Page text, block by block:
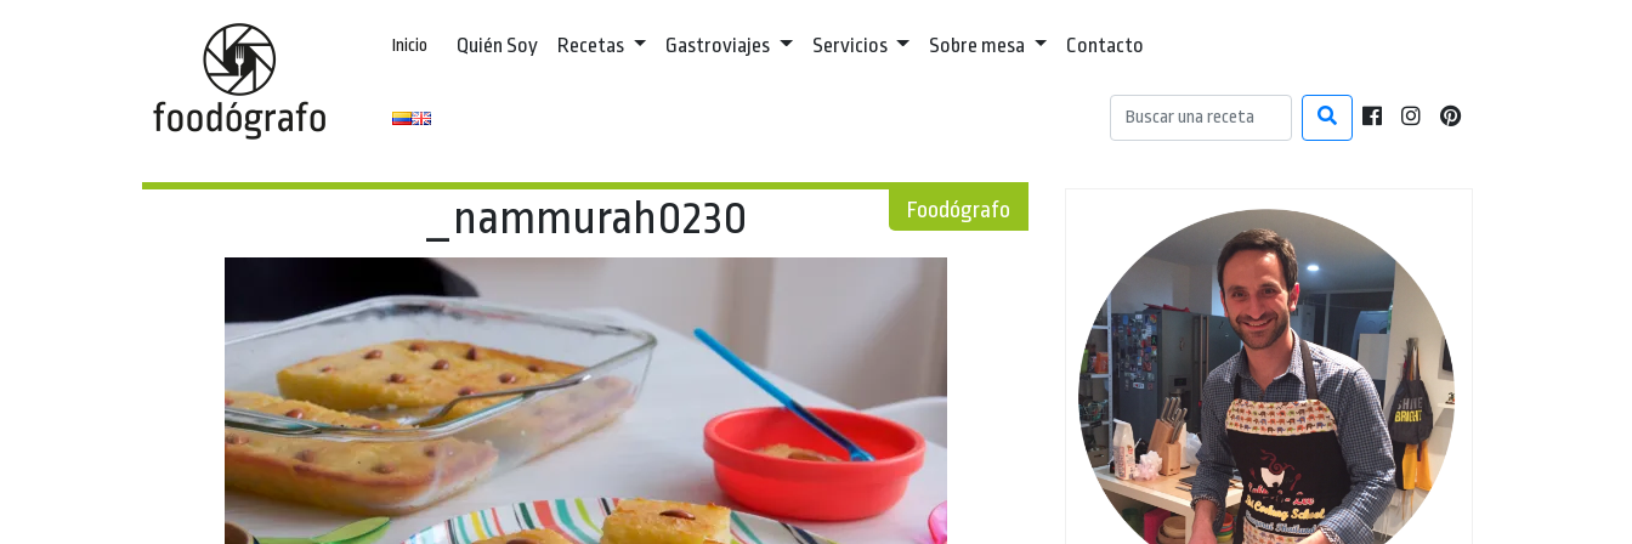
Inicio Quién Soy Recetas Gastroviajes Servicios Sobre mesa Contacto
Foodógrafo
_nammurah0230